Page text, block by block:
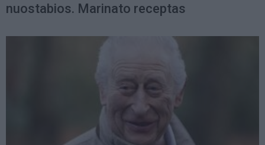
nuostabios. Marinato receptas